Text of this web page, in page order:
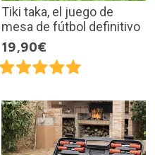
Tiki taka, el juego de
mesa de fútbol definitivo
19,90€